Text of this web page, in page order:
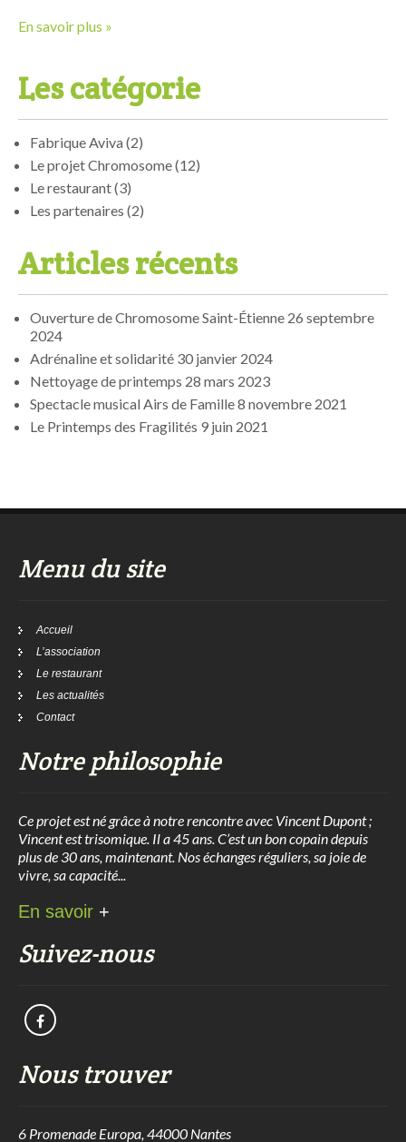
En savoir plus »
Les catégorie
Fabrique Aviva (2)
Le projet Chromosome(12)
Le restaurant(3)
Les partenaires (2)
Articles récents
Ouverture de Chromosome Saint-Étienne 26 septembre
2024
Adrénaline et solidarité 30 janvier 2024
Nettoyage de printemps 28 mars 2023
Spectacle musical Airs de Famille8 novembre 2021
Le Printemps des Fragilités 9 juin 2021
Menu du site
Accueil
L’association
Le restaurant
Les actualités
Contact
Notre philosophie
Ce projet est né grâce à notre rencontre avec Vincent Dupont ;
Vincent est trisomique. Il a 45 ans. C’est un bon copain depuis
plus de 30 ans, maintenant. Nos échanges réguliers, sa joie de
vivre, sa capacité...
En savoir +
Suivez-nous
Nous trouver
6 Promenade Europa, 44000 Nantes